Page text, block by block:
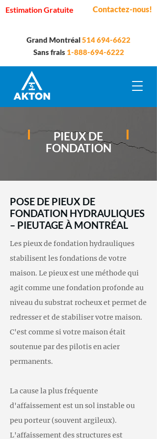
Grand Montréal514 694-6622
Sans frais 1-888-694-6222
Estimation Gratuite Contactez-nous!
PIEUX DE
FONDATION
POSE DE PIEUX DE
FONDATION HYDRAULIQUES
– PIEUTAGE À MONTRÉAL
Les pieux de fondation hydrauliques
stabilisent les fondations de votre
maison. Le pieux est une méthode qui
agit comme une fondation profonde au
niveau du substrat rocheux et permet de
redresser et de stabiliser votre maison.
C'est comme si votre maison était
soutenue par des pilotis en acier
permanents.
La cause la plus fréquente
d'affaissement est un sol instable ou
peu porteur (souvent argileux).
L'affaissement des structures est